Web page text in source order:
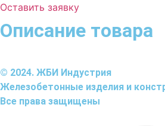
Оставить заявку
Описание товара
© 2024. ЖБИ Индустрия
Железобетонные изделия и
Все права защищены